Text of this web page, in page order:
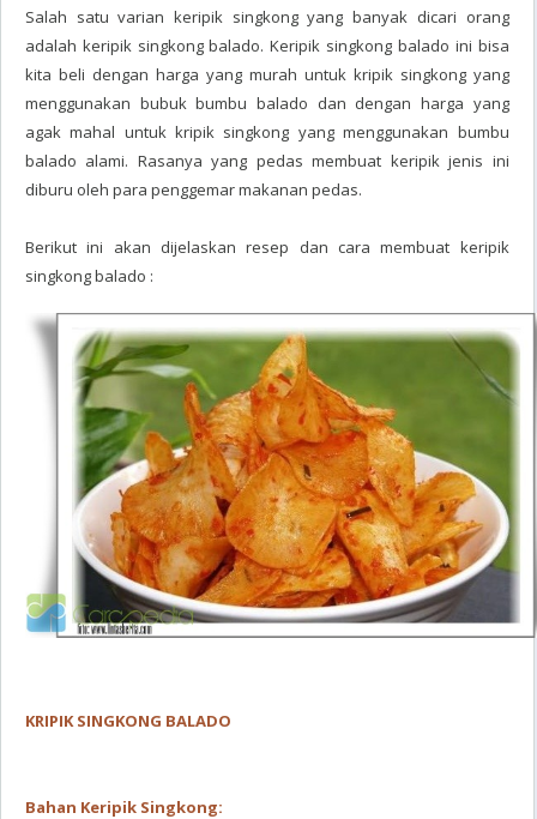
Salah satu varian keripik singkong yang banyak dicari orang
adalah keripik singkong balado. Keripik singkong balado ini bisa
kita beli dengan harga yang murah untuk kripik singkong yang
menggunakan bubuk bumbu balado dan dengan harga yang
agak mahal untuk kripik singkong yang menggunakan bumbu
balado alami. Rasanya yang pedas membuat keripik jenis ini
diburu oleh para penggemar makanan pedas.
Berikut ini akan dijelaskan resep dan cara membuat keripik
singkong balado :
KRIPIK SINGKONG BALADO
Bahan Keripik Singkong: